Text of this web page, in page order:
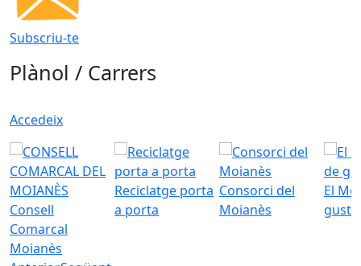
Subscriu-te
Plànol / Carrers
Accedeix
Consell
Comarcal
Moianès
Reciclatge porta
a porta
Consorci del
Moianès
El
gust